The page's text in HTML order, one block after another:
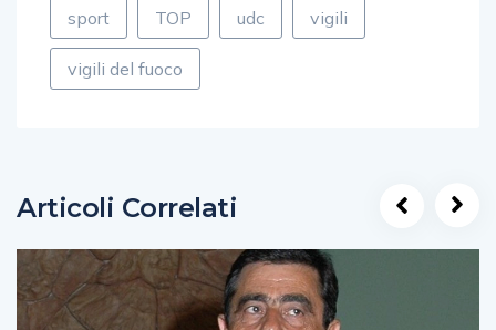
sport TOP udc vigili
vigili del fuoco
Articoli Correlati